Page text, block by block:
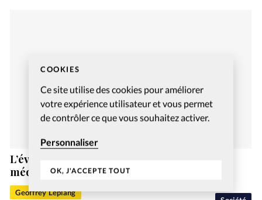
COOKIES
Ce site utilise des cookies pour améliorer
votre expérience utilisateur et vous permet
de contrôler ce que vous souhaitez activer.
Personnaliser
OK, J'ACCEPTE TOUT
L’évangélique Vincent Miéville a reçu sa
médaille de l’Ordre national du mérite
Geoffrey Leplang